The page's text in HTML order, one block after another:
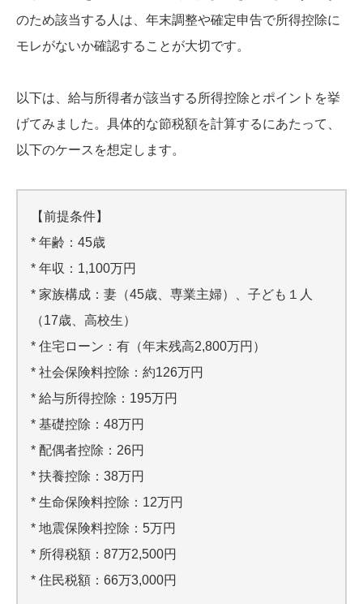
のため該当する人は、年末調整や確定申告で所得控除に
モレがないか確認することが大切です。
以下は、給与所得者が該当する所得控除とポイントを挙
げてみました。具体的な節税額を計算するにあたって、
以下のケースを想定します。
【前提条件】
* 年齢：45歳
* 年収：1,100万円
* 家族構成：妻（45歳、専業主婦）、子ども１人
（17歳、高校生）
* 住宅ローン：有（年末残高2,800万円）
* 社会保険料控除：約126万円
* 給与所得控除：195万円
* 基礎控除：48万円
* 配偶者控除：26円
* 扶養控除：38万円
* 生命保険料控除：12万円
* 地震保険料控除：5万円
* 所得税額：87万2,500円
* 住民税額：66万3,000円